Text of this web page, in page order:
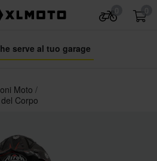
serve al tuo garage
Moto
Corpo